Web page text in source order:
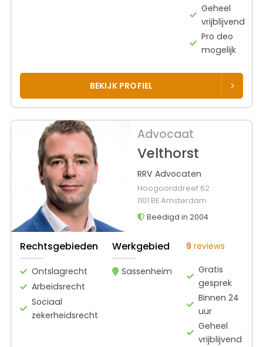
Geheel
vrijblijvend
Pro deo
mogelijk
BEKIJK PROFIEL
Advocaat
Velthorst
RRV Advocaten
Hoogoorddreef 62
1101 BE Amsterdam
Beëdigd in 2004
Rechtsgebieden
Ontslagrecht
Arbeidsrecht
Sociaal
zekerheidsrecht
Werkgebied
Sassenheim
9 reviews
Gratis
gesprek
Binnen 24
uur
Geheel
vrijblijvend